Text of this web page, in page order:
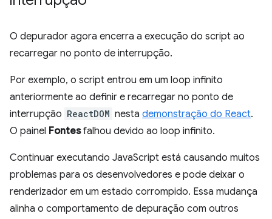
O depurador agora encerra a execução do script ao
recarregar no ponto de interrupção.
Por exemplo, o script entrou em um loop infinito
anteriormente ao definir e recarregar no ponto de
interrupção ReactDOM nesta demonstração do React.
O painel Fontesfalhou devido ao loop infinito.
Continuar executando JavaScript está causando muitos
problemas para os desenvolvedores e pode deixar o
renderizador em um estado corrompido. Essa mudança
alinha o comportamento de depuração com outros